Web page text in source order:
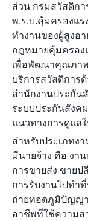
ส่วน กรมสวัสดิกา
พ.ร.บ.คุ้มครองแร
ทำงานของผู้สูงอ
กฎหมายคุ้มครอง
เพื่อพัฒนาคุณภา
บริการสวัสดิการ
สำนักงานประกัน
ระบบประกันสังค
แนวทางการดูแล
สำหรับประเภทง
มีนายจ้าง คือ งา
การขายส่ง ขายป
การรับงานไปทำ
ถ่ายทอดภูมิปัญญ
อาชีพที่ใช้ความส